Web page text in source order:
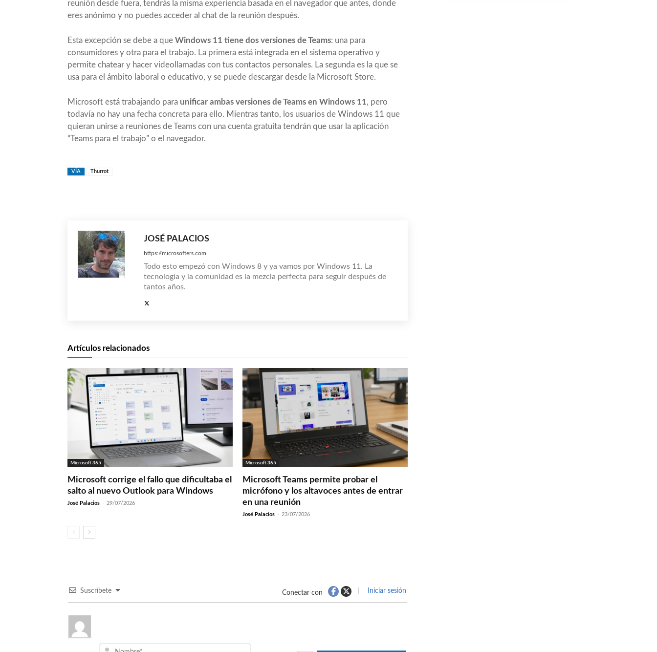
reunión desde fuera, tendrás la misma experiencia basada en el navegador que antes, donde
eres anónimo y no puedes acceder al chat de la reunión después.
Esta excepción se debe a que Windows 11 tiene dos versiones de Teams: una para
consumidores y otra para el trabajo. La primera está integrada en el sistema operativo y
permite chatear y hacer videollamadas con tus contactos personales. La segunda es la que se
usa para el ámbito laboral o educativo, y se puede descargar desde la Microsoft Store.
Microsoft está trabajando para unificar ambas versiones de Teams en Windows 11, pero
todavía no hay una fecha concreta para ello. Mientras tanto, los usuarios de Windows 11 que
quieran unirse a reuniones de Teams con una cuenta gratuita tendrán que usar la aplicación
“Teams para el trabajo” o el navegador.
VÍA Thurrot
JOSÉ PALACIOS
https://microsofters.com
Todo esto empezó con Windows 8 y ya vamos por Windows 11. La
tecnología y la comunidad es la mezcla perfecta para seguir después de
tantos años.
Artículos relacionados
Microsoft 365
Microsoft corrige el fallo que dificultaba el
salto al nuevo Outlook para Windows
José Palacios - 29/07/2026
Microsoft 365
Microsoft Teams permite probar el
micrófono y los altavoces antes de entrar
en una reunión
José Palacios - 23/07/2026
Suscríbete Conectar con Iniciar sesión